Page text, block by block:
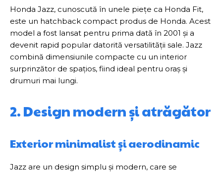
Honda Jazz, cunoscută în unele piețe ca Honda Fit,
este un hatchback compact produs de Honda. Acest
model a fost lansat pentru prima dată în 2001 și a
devenit rapid popular datorită versatilității sale. Jazz
combină dimensiunile compacte cu un interior
surprinzător de spațios, fiind ideal pentru oraș și
drumuri mai lungi.
2. Design modern și atrăgător
Exterior minimalist și aerodinamic
Jazz are un design simplu și modern, care se